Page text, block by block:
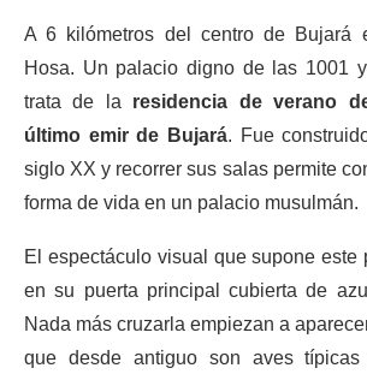
A 6 kilómetros del centro de Bujará
Hosa. Un palacio digno de las 1001
trata de la residencia de verano
último emir de Bujará. Fue
siglo XX y recorrer sus salas permite
forma de vida en un palacio musulmán.
El espectáculo visual que supone este
en su puerta principal cubierta de
Nada más cruzarla empiezan a
que desde antiguo son aves